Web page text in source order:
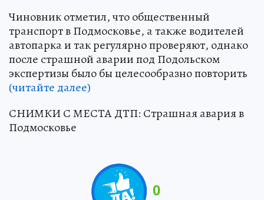
Чиновник отметил, что общественный
транспорт в Подмосковье, а также водителей
автопарка и так регулярно проверяют, однако
после страшной аварии под Подольском
экспертизы было бы целесообразно повторить
(читайте далее)
СНИМКИ С МЕСТА ДТП: Страшная авария в
Подмосковье
0